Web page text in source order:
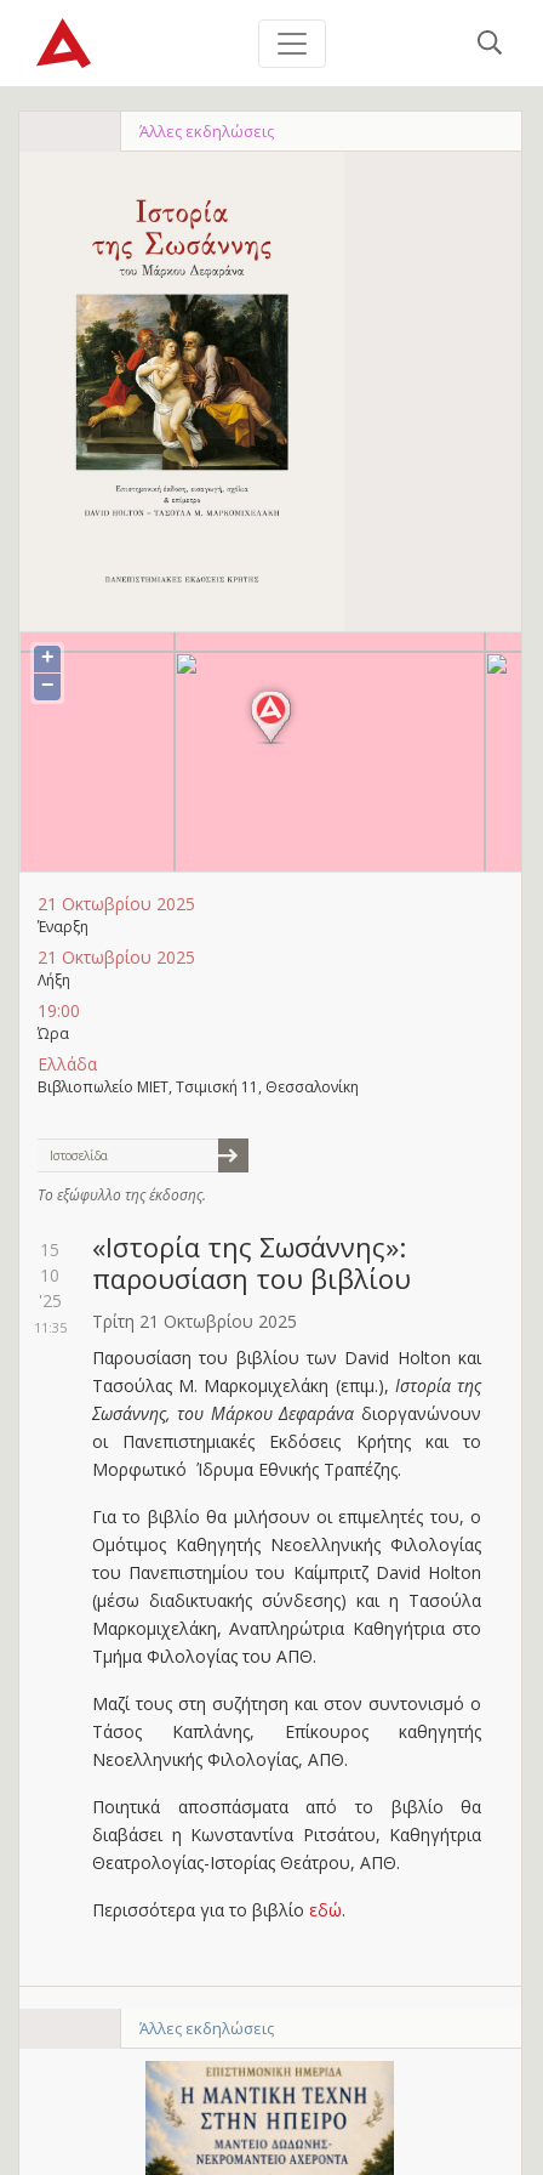
Άλλες εκδηλώσεις
+
−
21 Οκτωβρίου 2025
Έναρξη
21 Οκτωβρίου 2025
Λήξη
19:00
Ώρα
Ελλάδα
Βιβλιοπωλείο ΜΙΕΤ, Τσιμισκή 11, Θεσσαλονίκη
Ιστοσελίδα
Το εξώφυλλο της έκδοσης.
15
10
'25
11:35
«Ιστορία της Σωσάννης»:
παρουσίαση του βιβλίου
Τρίτη 21 Οκτωβρίου 2025
Παρουσίαση του βιβλίου των David Holton και
Τασούλας Μ. Μαρκομιχελάκη (επιμ.), Ιστορία της
Σωσάννης, του Μάρκου Δεφαράνα διοργανώνουν
οι Πανεπιστημιακές Εκδόσεις Κρήτης και το
Μορφωτικό Ίδρυμα Εθνικής Τραπέζης.
Για το βιβλίο θα μιλήσουν οι επιμελητές του, ο
Ομότιμος Καθηγητής Νεοελληνικής Φιλολογίας
του Πανεπιστημίου του Καίμπριτζ David Holton
(μέσω διαδικτυακής σύνδεσης) και η Τασούλα
Μαρκομιχελάκη, Aναπληρώτρια Kαθηγήτρια στο
Τμήμα Φιλολογίας του ΑΠΘ.
Μαζί τους στη συζήτηση και στον συντονισμό ο
Τάσος Καπλάνης, Επίκουρος καθηγητής
Νεοελληνικής Φιλολογίας, ΑΠΘ.
Ποιητικά αποσπάσματα από το βιβλίο θα
διαβάσει η Κωνσταντίνα Ριτσάτου, Καθηγήτρια
Θεατρολογίας-Ιστορίας Θεάτρου, ΑΠΘ.
Περισσότερα για το βιβλίο εδώ.
Άλλες εκδηλώσεις